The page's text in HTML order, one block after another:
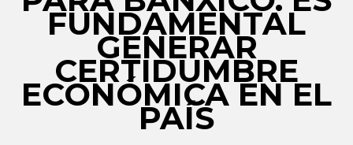
FUNDAMENTAL
GENERAR
CERTIDUMBRE
ECONÓMICA EN EL
PAÍS